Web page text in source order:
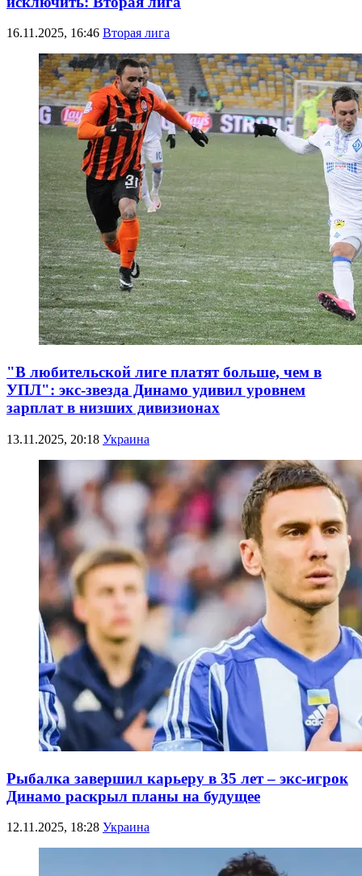
16.11.2025, 16:46 Вторая лига
"В любительской лиге платят больше, чем в
УПЛ": экс-звезда Динамо удивил уровнем
зарплат в низших дивизионах
13.11.2025, 20:18 Украина
Рыбалка завершил карьеру в 35 лет – экс-игрок
Динамо раскрыл планы на будущее
12.11.2025, 18:28 Украина